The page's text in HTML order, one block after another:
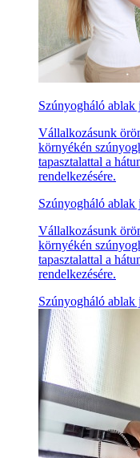
Szúnyogháló ablak
Vállalkozásunk
környékén
tapasztalattal a
rendelkezésére.
Szúnyogháló ablak
Vállalkozásunk
környékén
tapasztalattal a
rendelkezésére.
Szúnyogháló ablak